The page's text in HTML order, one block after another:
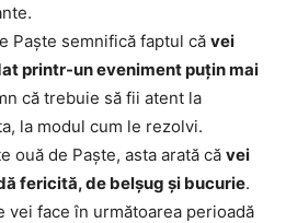
Paște semnifică faptul că vei
printr-un eveniment puțin mai
că trebuie să fii atent la
la modul cum le rezolvi.
ouă de Paște, asta arată că vei
fericită, de belșug și bucurie.
vei face în următoarea perioadă